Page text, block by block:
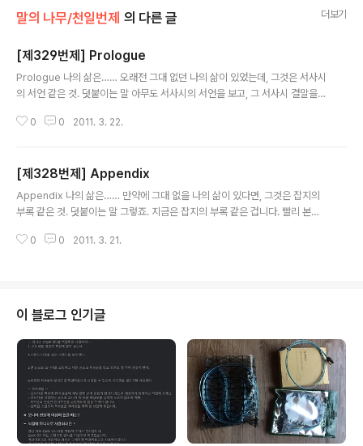
말의 나무/천일번제 의 다른 글 더보기
[제329번제] Prologue
Prologue 나의 삶은…… 오래전 그대 없던 나의 삶이 있었는데, 그것은 서사시
의 서언 같은 것. 덧붙이는 말 아무도 서사시의 서언을 보고, 그 서사시 결말을
0 0 2011. 3. 22.
[제328번제] Appendix
Appendix 나의 삶은…… 만약에 그대 없을 나의 삶이 있다면, 그것은 잡지의
부록 같은 것. 덧붙이는 말 그렇죠. 지금은 잡지의 부록 같은 겁니다. 빨리 본문
생각지 못했답니다. 예상이라도 했다면, 절대 "만약에 그대 없을"이 아니라 "만
0 0 2011. 3. 21.
이 블로그 인기글